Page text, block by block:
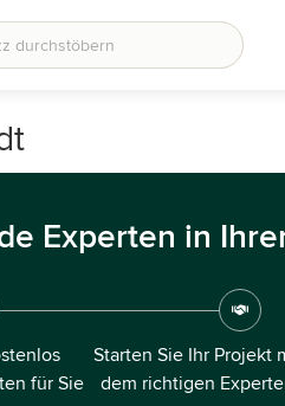
Experten in
für Sie
Starten Sie Ihr Projekt
dem richtigen